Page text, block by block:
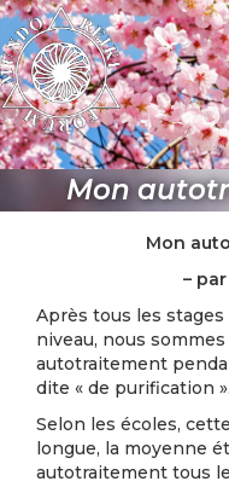
Mon
Mon
–
Après tous les
niveau, nous
autotraitement
dite « de purification ».
Selon les écoles,
longue, la moyenne
autotraitement tous